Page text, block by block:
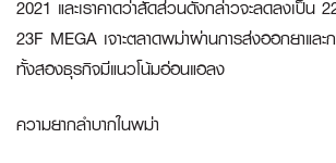
2021 และเราคาดว่าสัดส่วนดังกล่าวจะลดลงเป็น
23F MEGA เจาะตลาดพม่าผ่านการส่งออกยาและก
ทั้งสองธุรกิจมีแนวโน้มอ่อนแอลง
ความยากลำบากในพม่า